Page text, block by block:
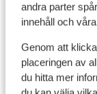
andra parter
innehåll och
Genom att
placeringen av
du hitta mer
our stay.
aren’t about
place makes
feel
completely at
the last.
betalning) ,
Avstånd till
Avstånd till
Avstånd till
town